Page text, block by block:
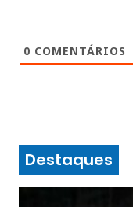
0 COMENTÁRIOS
Destaques